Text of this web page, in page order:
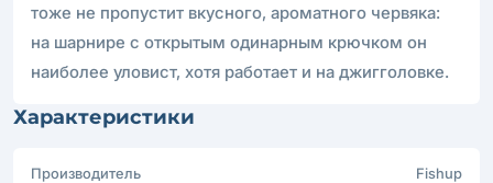
тоже не пропустит вкусного, ароматного червяка:
на шарнире с открытым одинарным крючком он
наиболее уловист, хотя работает и на джигголовке.
Характеристики
Производитель Fishup